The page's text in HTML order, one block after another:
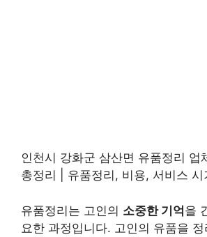
인천시 강화군 삼산면 유품정리 업
총정리 | 유품정리, 비용, 서비스 시
유품정리는 고인의 소중한 기억을
요한 과정입니다. 고인의 유품을